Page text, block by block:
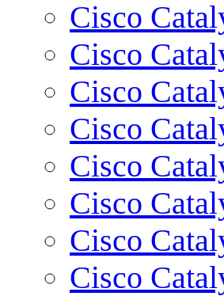
Cisco
Cisco
Cisco
Cisco
Cisco
Cisco
Cisco
Cisco